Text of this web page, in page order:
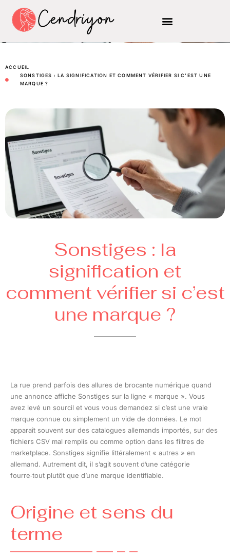
ACCUEIL
SONSTIGES : LA SIGNIFICATION ET COMMENT VÉRIFIER SI C’EST UNE
MARQUE ?
Sonstiges : la
signification et
comment vérifier si c’est
une marque ?
La rue prend parfois des allures de brocante numérique quand
une annonce affiche Sonstiges sur la ligne « marque ». Vous
avez levé un sourcil et vous vous demandez si c’est une vraie
marque connue ou simplement un vide de données. Le mot
apparaît souvent sur des catalogues allemands importés, sur des
fichiers CSV mal remplis ou comme option dans les filtres de
marketplace. Sonstiges signifie littéralement « autres » en
allemand. Autrement dit, il s’agit souvent d’une catégorie
fourre‑tout plutôt que d’une marque identifiable.
Origine et sens du
terme